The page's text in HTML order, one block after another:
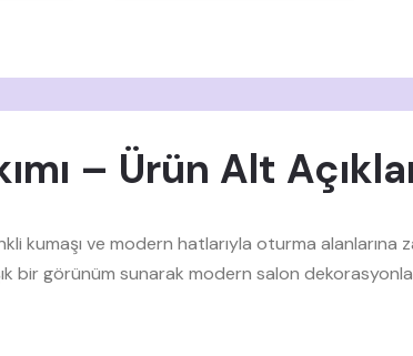
– Ürün Alt
kumaşı ve modern hatlarıyla oturma alanlarına
bir görünüm sunarak modern salon